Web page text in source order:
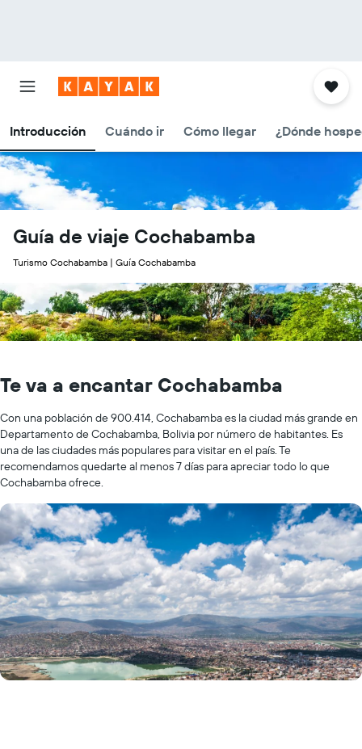
Introducción Cuándo ir Cómo llegar ¿Dónde
Guía de viaje Cochabamba
Turismo Cochabamba | Guía Cochabamba
Te va a encantar Cochabamba
Con una población de 900.414, Cochabamba es la ciudad más grande en
Departamento de Cochabamba, Bolivia por número de habitantes. Es
una de las ciudades más populares para visitar en el país. Te
recomendamos quedarte al menos 7 días para apreciar todo lo que
Cochabamba ofrece.